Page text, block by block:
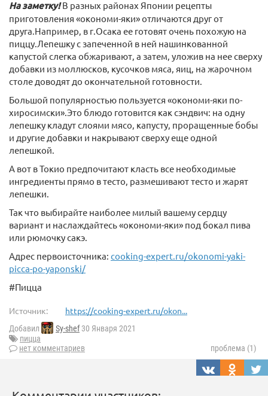
На заметку!В разных районах Японии рецепты
приготовления «окономи-яки» отличаются друг от
друга.Например, в г.Осака ее готовят очень похожую на
пиццу.Лепешку с запеченной в ней нашинкованной
капустой слегка обжаривают, а затем, уложив на нее сверху
добавки из моллюсков, кусочков мяса, яиц, на жарочном
столе доводят до окончательной готовности.
Большой популярностью пользуется «окономи-яки по-
хиросимски».Это блюдо готовится как сэндвич: на одну
лепешку кладут слоями мясо, капусту, проращенные бобы
и другие добавки и накрывают сверху еще одной
лепешкой.
А вот в Токио предпочитают класть все необходимые
ингредиенты прямо в тесто, размешивают тесто и жарят
лепешки.
Так что выбирайте наиболее милый вашему сердцу
вариант и наслаждайтесь «окономи-яки» под бокал пива
или рюмочку сакэ.
Адрес первоисточника: cooking-expert.ru/okonomi-yaki-
picca-po-yaponski/
#Пицца
Источник: https://cooking-expert.ru/okon...
Добавил Sy-shef30 Января 2021
пицца
нет комментариев
проблема (1)